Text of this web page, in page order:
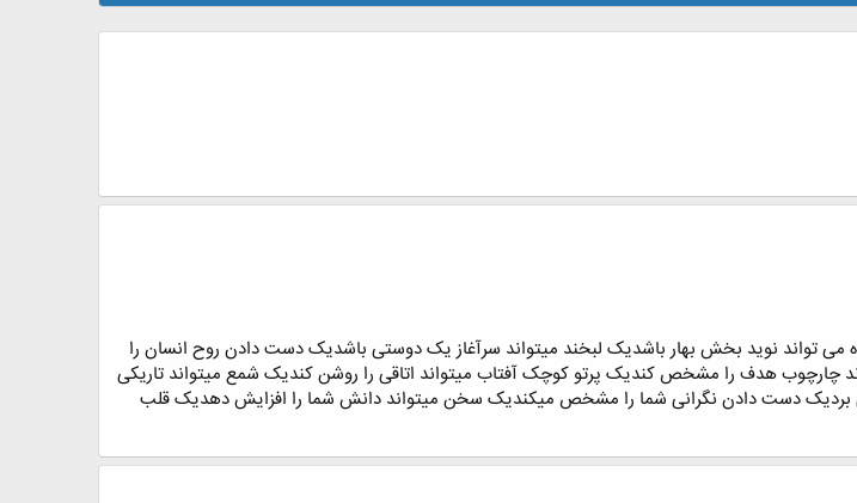
می تواند نوید بخش بهار باشدیک لبخند میتواند سرآغاز یک دوستی باشدیک دست دادن روح انسان را
چارچوب هدف را مشخص کندیک پرتو کوچک آفتاب میتواند اتاقی را روشن کندیک شمع میتواند تاریکی
می بردیک دست دادن نگرانی شما را مشخص میکندیک سخن میتواند دانش شما را افزایش دهدیک قلب